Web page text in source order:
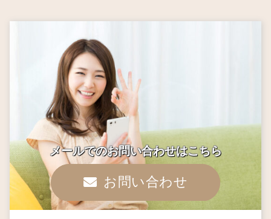
メールでのお問い合わせはこちら
お問い合わせ